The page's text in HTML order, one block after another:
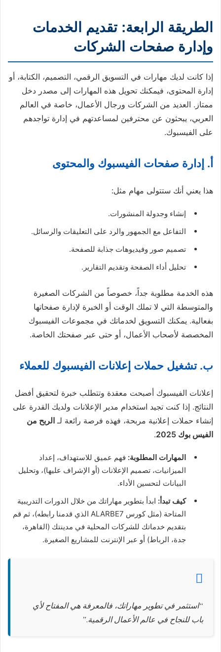
الطريقة الرابعة: تقديم الخدمات
وإدارة صفحات الشركات
إذا كانت لديك مهارات في التسويق الرقمي، التصميم، الكتابة، أو
إدارة المحتوى، فيمكنك تحويل هذه المهارات إلى مصدر دخل
ممتاز. العديد من الشركات ورجال الأعمال، خاصة في العالم
العربي، يبحثون عن محترفين لمساعدتهم في إدارة تواجدهم
على الفيسبوك.
أ. إدارة صفحات الفيسبوك والمحتوى
هذا يعني أنك ستتولى مهام مثل:
إنشاء وجدولة المنشورات.
التفاعل مع الجمهور والرد على التعليقات والرسائل.
تصميم صور وفيديوهات جذابة للصفحة.
تحليل أداء الصفحة وتقديم التقارير.
هذه الخدمة مطلوبة جداً، خصوصاً من الشركات الصغيرة
والمتوسطة التي لا تملك الوقت أو الخبرة لإدارة صفحاتها
بفعالية. يمكنك التسويق لخدماتك في مجموعات الفيسبوك
المخصصة لأصحاب الأعمال، أو حتى عبر صفحتك الخاصة.
ب. تشغيل حملات إعلانات الفيسبوك للعملاء
إعلانات الفيسبوك أصبحت معقدة وتتطلب خبرة لتحقيق أفضل
النتائج. إذا كنت تجيد استخدام مدير الإعلانات ولديك القدرة على
إنشاء حملات إعلانية مربحة، فهذه فرصة رائعة لـ الربح من
الفيس بوك 2025
.
المهارات المطلوبة: فهم عميق للاستهداف، إعداد
الميزانيات، تصميم الإعلانات (أو الإشراف عليها)، وتحليل
البيانات لتحسين الأداء.
كيف تبدأ: ابدأ بتطوير مهاراتك من خلال الدورات التدريبية
المتاحة (مثل كورس ALARBE7 الذي قدمنا رابطه)، ثم قم
بتقديم خدماتك للشركات المحلية في مدينتك (القاهرة،
جدة، الرباط) أو عبر الإنترنت للمشاريع الصغيرة.
“استثمر في تطوير مهاراتك، فالمعرفة هي المفتاح لأي
باب للنجاح في عالم الأعمال الرقمية.”